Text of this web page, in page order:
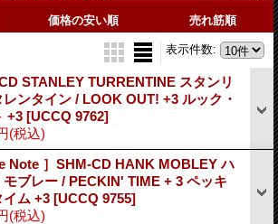
価格の安い順 売れ筋順
表示件数:
STANLEY TURRENTINE スタンリ
レンタイン / LOOK OUT! +3 ルック・
+3 [UCCQ 9762]
(税込)
Note ］SHM-CD HANK MOBLEY ハ
モブレー / PECKIN' TIME + 3 ペッキ
イム +3 [UCCQ 9755]
(税込)